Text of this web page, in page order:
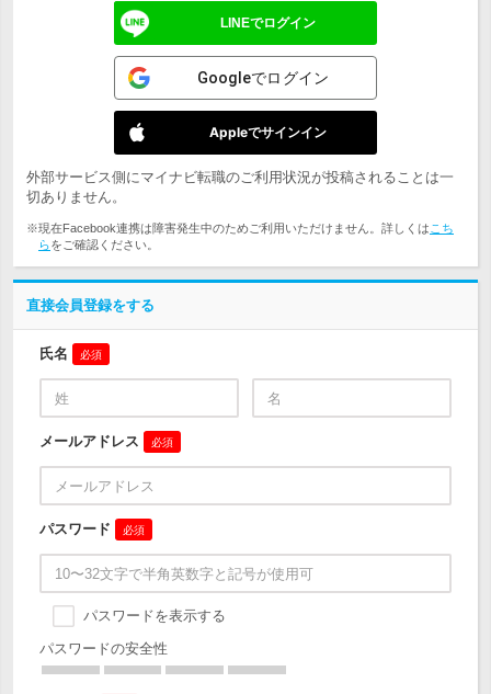
LINEでログイン
Googleでログイン
Appleでサインイン
外部サービス側にマイナビ転職のご利用状況が投稿されることは一
切ありません。
※現在Facebook連携は障害発生中のためご利用いただけません。詳しくは こち
らをご確認ください。
直接会員登録をする
氏名 必須
メールアドレス 必須
パスワード 必須
パスワードを表示する
パスワードの安全性